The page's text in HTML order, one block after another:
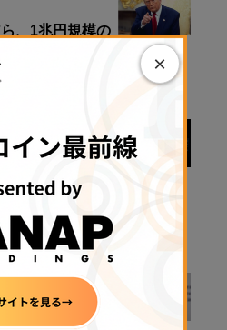
、1兆円規模の
計画を中止
ETF、4月以来最
」との関
事件で北朝鮮ハ
×